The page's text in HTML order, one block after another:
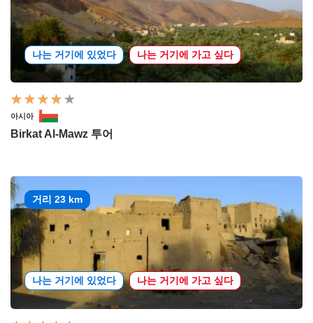
나는 거기에 있었다 나는 거기에 가고 싶다
아시아
Birkat Al-Mawz 투어
거리 23 km
나는 거기에 있었다 나는 거기에 가고 싶다